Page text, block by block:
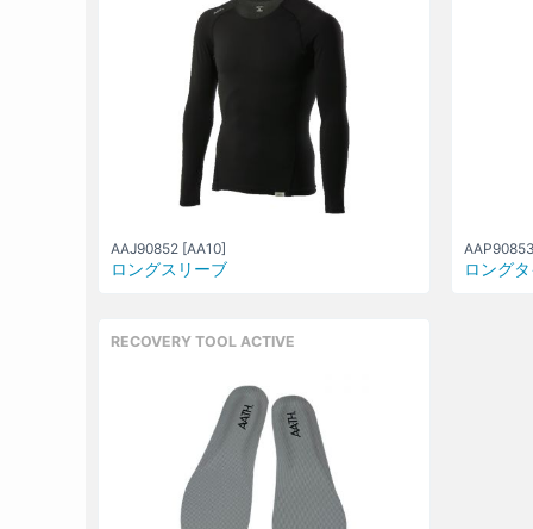
AAJ90852 [AA10]
ロングスリーブ ロング
RECOVERY TOOL ACTIVE